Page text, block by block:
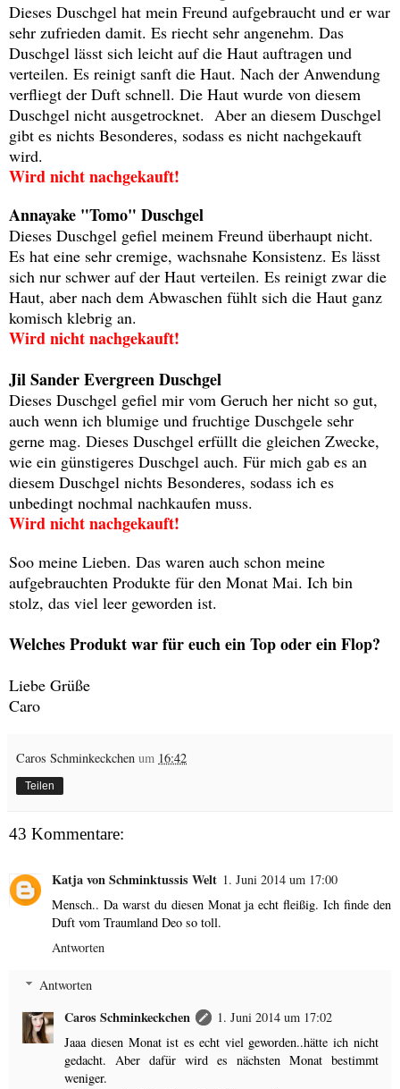
Dieses Duschgel hat mein Freund aufgebraucht und er war
sehr zufrieden damit. Es riecht sehr angenehm. Das
Duschgel lässt sich leicht auf die Haut auftragen und
verteilen. Es reinigt sanft die Haut. Nach der Anwendung
verfliegt der Duft schnell. Die Haut wurde von diesem
Duschgel nicht ausgetrocknet. Aber an diesem Duschgel
gibt es nichts Besonderes, sodass es nicht nachgekauft
wird.
Wird nicht nachgekauft!
Annayake "Tomo" Duschgel
Dieses Duschgel gefiel meinem Freund überhaupt nicht.
Es hat eine sehr cremige, wachsnahe Konsistenz. Es lässt
sich nur schwer auf der Haut verteilen. Es reinigt zwar die
Haut, aber nach dem Abwaschen fühlt sich die Haut ganz
komisch klebrig an.
Wird nicht nachgekauft!
Jil Sander Evergreen Duschgel
Dieses Duschgel gefiel mir vom Geruch her nicht so gut,
auch wenn ich blumige und fruchtige Duschgele sehr
gerne mag. Dieses Duschgel erfüllt die gleichen Zwecke,
wie ein günstigeres Duschgel auch. Für mich gab es an
diesem Duschgel nichts Besonderes, sodass ich es
unbedingt nochmal nachkaufen muss.
Wird nicht nachgekauft!
Soo meine Lieben. Das waren auch schon meine
aufgebrauchten Produkte für den Monat Mai. Ich bin
stolz, das viel leer geworden ist.
Welches Produkt war für euch ein Top oder ein Flop?
Liebe Grüße
Caro
Caros Schminkeckchen um 16:42
Teilen
43 Kommentare:
Katja von Schminktussis Welt 1. Juni 2014 um 17:00
Mensch.. Da warst du diesen Monat ja echt fleißig. Ich finde den
Duft vom Traumland Deo so toll.
Antworten
Antworten
Caros Schminkeckchen
1. Juni 2014 um 17:02
Jaaa diesen Monat ist es echt viel geworden..hätte ich nicht
gedacht. Aber dafür wird es nächsten Monat bestimmt
weniger.